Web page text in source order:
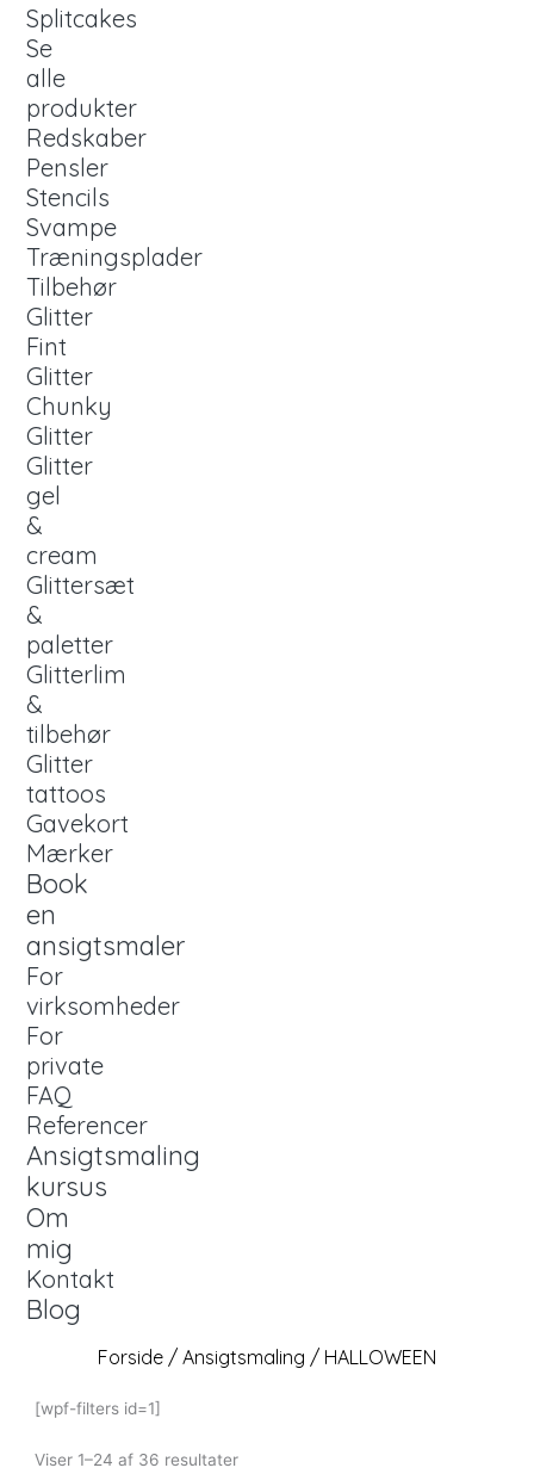
Splitcakes
Se
alle
produkter
Redskaber
Pensler
Stencils
Svampe
Træningsplader
Tilbehør
Glitter
Fint
Glitter
Chunky
Glitter
Glitter
gel
&
cream
Glittersæt
&
paletter
Glitterlim
&
tilbehør
Glitter
tattoos
Gavekort
Mærker
Book
en
ansigtsmaler
For
virksomheder
For
private
FAQ
Referencer
Ansigtsmaling
kursus
Om
mig
Kontakt
Blog
Forside/ Ansigtsmaling / HALLOWEEN
[wpf-filters id=1]
Viser 1–24 af 36 resultater